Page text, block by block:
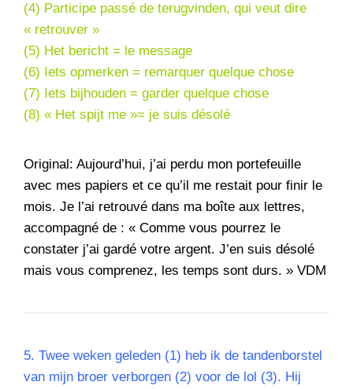
(4) Participe passé de terugvinden, qui veut dire
« retrouver »
(5) Het bericht = le message
(6) Iets opmerken = remarquer quelque chose
(7) Iets bijhouden = garder quelque chose
(8) « Het spijt me »= je suis désolé
Original: Aujourd’hui, j’ai perdu mon portefeuille
avec mes papiers et ce qu’il me restait pour finir le
mois. Je l’ai retrouvé dans ma boîte aux lettres,
accompagné de : « Comme vous pourrez le
constater j’ai gardé votre argent. J’en suis désolé
mais vous comprenez, les temps sont durs. » VDM
5. Twee weken geleden (1) heb ik de tandenborstel
van mijn broer verborgen (2) voor de lol (3). Hij